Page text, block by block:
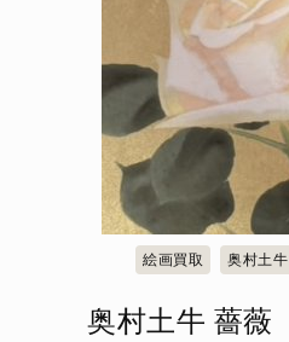
絵画買取 奥村土牛
奥村土牛 薔薇